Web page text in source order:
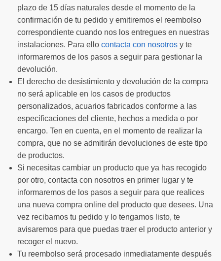
plazo de 15 días naturales desde el momento de la
confirmación de tu pedido y emitiremos el reembolso
correspondiente cuando nos los entregues en nuestras
instalaciones. Para ello contacta con nosotros y te
informaremos de los pasos a seguir para gestionar la
devolución.
El derecho de desistimiento y devolución de la compra
no será aplicable en los casos de productos
personalizados, acuarios fabricados conforme a las
especificaciones del cliente, hechos a medida o por
encargo. Ten en cuenta, en el momento de realizar la
compra, que no se admitirán devoluciones de este tipo
de productos.
Si necesitas cambiar un producto que ya has recogido
por otro, contacta con nosotros en primer lugar y te
informaremos de los pasos a seguir para que realices
una nueva compra online del producto que desees. Una
vez recibamos tu pedido y lo tengamos listo, te
avisaremos para que puedas traer el producto anterior y
recoger el nuevo.
Tu reembolso será procesado inmediatamente después